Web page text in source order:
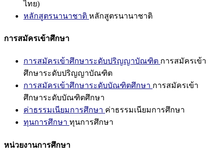
ไทย)
หลักสูตรนานาชาติ หลักสูตรนานาชาติ
การสมัครเข้าศึกษา
การสมัครเข้าศึกษาระดับปริญญาบัณฑิต การสมัครเข้า
ศึกษาระดับปริญญาบัณฑิต
การสมัครเข้าศึกษาระดับบัณฑิตศึกษา การสมัครเข้า
ศึกษาระดับบัณฑิตศึกษา
ค่าธรรมเนียมการศึกษา ค่าธรรมเนียมการศึกษา
ทุนการศึกษา ทุนการศึกษา
หน่วยงานการศึกษา